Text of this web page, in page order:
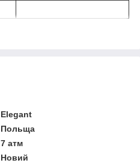
Elegant
Польща
7 атм
Новий